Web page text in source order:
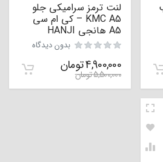
لنت ترمز سرامیکی جلو
KMC A5 – کی ام سی
A5 هانجی HANJI
بدون دیدگاه
4,900,000تومان
5,500,000تومان